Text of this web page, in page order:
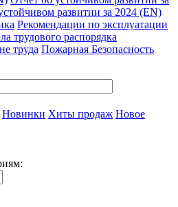
развитии за 2024 (EN)
Рекомендации по эксплуатации
трудового распорядка
труда Пожарная Безопасность
Новинки Хиты продаж Новое